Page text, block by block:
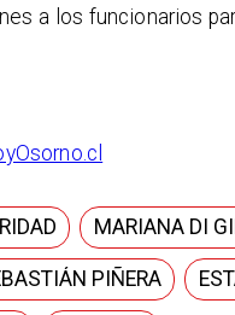
a los funcionarios
MARIANA DI
PIÑERA